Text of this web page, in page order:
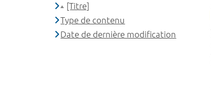
[Titre]
Type de contenu
Date de dernière modification